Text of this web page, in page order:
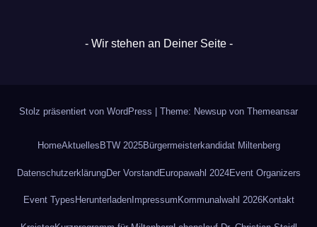
- Wir stehen an Deiner Seite -
Stolz präsentiert von WordPress | Theme: Newsup von Themeansar
HomeAktuelles BTW 2025Bürgermeisterkandidat Miltenberg
Datenschutz­erklärungDer VorstandEuropawahl 2024Event Organizers
Event Types HerunterladenImpressum Kommunalwahl 2026Kontakt